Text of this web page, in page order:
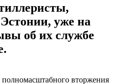
уже на
об их службе
вторжения